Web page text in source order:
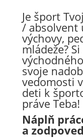
Je šport
/ absolvent
výchovy,
mládeže?
svoje
vedomosti
deti k
práve Teba!
Náplň
a